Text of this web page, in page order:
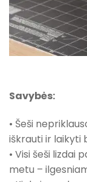
Savybės:
• Šeši
iškrauti ir laikyti
• Visi šeši lizdai
metu –